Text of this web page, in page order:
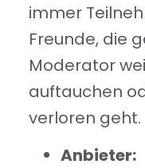
immer
Freunde, die
Moderator
auftauchen
verloren geht.
Anbieter: